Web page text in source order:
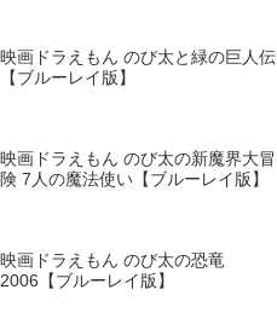
映画ドラえもん のび太と緑の巨人伝
【ブルーレイ版】
映画ドラえもん のび太の新魔界大冒
険 7人の魔法使い【ブルーレイ版】
映画ドラえもん のび太の恐竜
2006【ブルーレイ版】